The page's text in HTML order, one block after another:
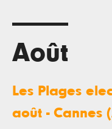
Août
Les Plages
août - Cannes